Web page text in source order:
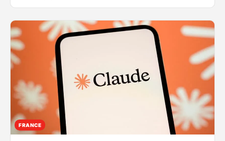
FRANCE